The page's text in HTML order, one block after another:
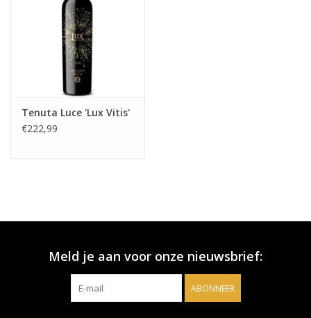
Tenuta Luce 'Lux Vitis'
€222,99
Meld je aan voor onze nieuwsbrief:
ABONNEER